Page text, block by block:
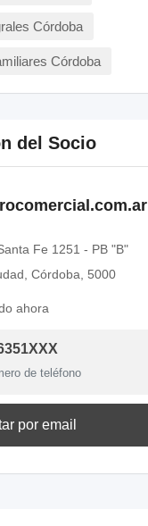
Córdoba
Córdoba
del Socio
Fe 1251 - PB "B"
Córdoba, 5000
ahora
de teléfono
por email